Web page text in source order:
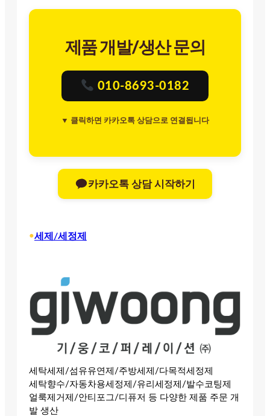
제품 개발/생산 문의
010-8693-0182
▼ 클릭하면 카카오톡 상담으로 연결됩니다
카카오톡 상담 시작하기
•세제/세정제
세탁세제/섬유유연제/주방세제/다목적세정제
세탁향수/자동차용세정제/유리세정제/발수코팅제
얼룩제거제/안티포그/디퓨저 등 다양한 제품 주문 개
발 생산